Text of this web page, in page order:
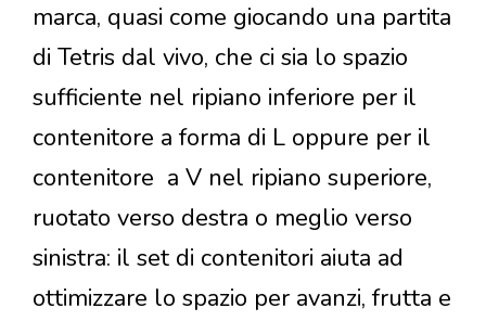
marca, quasi come giocando una partita
di Tetris dal vivo, che ci sia lo spazio
sufficiente nel ripiano inferiore per il
contenitore a forma di L oppure per il
contenitore a V nel ripiano superiore,
ruotato verso destra o meglio verso
sinistra: il set di contenitori aiuta ad
ottimizzare lo spazio per avanzi, frutta e